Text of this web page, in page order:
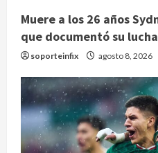
Muere a los 26 años
que documentó su
soporteinfix agosto 8, 2026